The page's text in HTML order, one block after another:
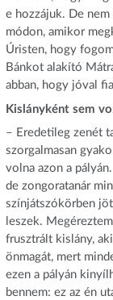
e hozzájuk. De
módon, amikor
Úristen, hogy
Bánkot alakító
abban, hogy jóval
Kislányként sem
– Eredetileg zenét
szorgalmasan
volna azon a
de zongoratanár
színjátszókörben
leszek.
frusztrált kislány,
önmagát, mert
ezen a pályán
bennem: ez az én